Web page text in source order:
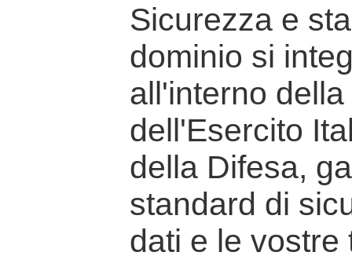
Sicurezza e
dominio si
all'interno
dell'Esercito
della Difesa,
standard di
dati e le vostre